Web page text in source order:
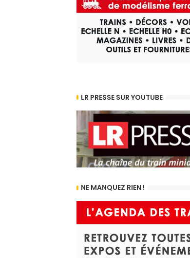
LR PRESSE SUR YOUTUBE
NE MANQUEZ RIEN !